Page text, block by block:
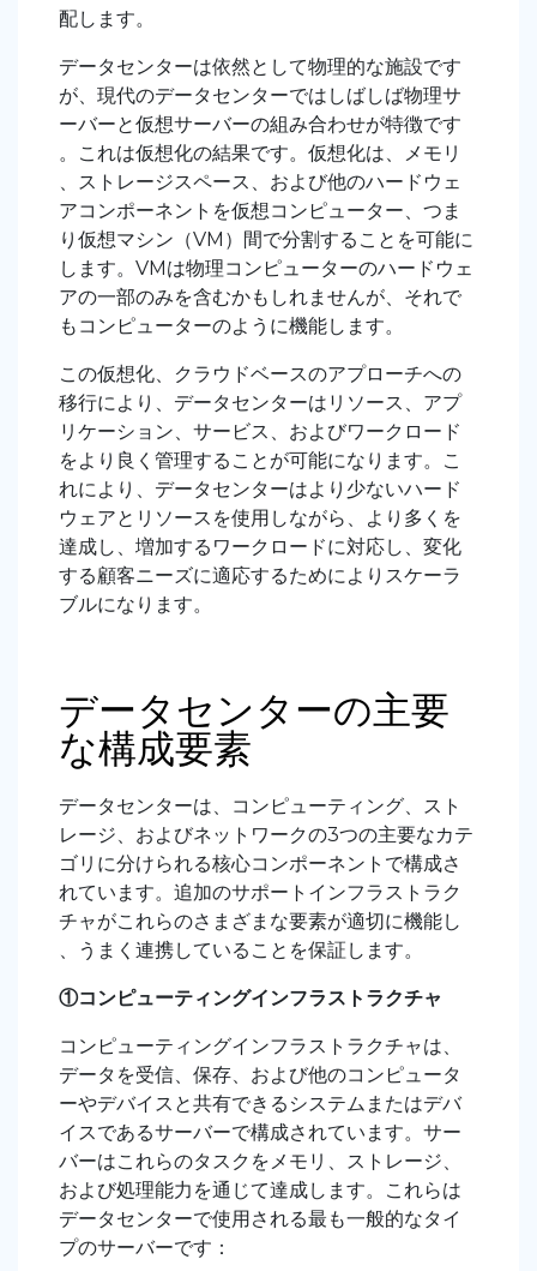
配します。
データセンターは依然として物理的な施設です
が、現代のデータセンターではしばしば物理サ
ーバーと仮想サーバーの組み合わせが特徴です
。これは仮想化の結果です。仮想化は、メモリ
、ストレージスペース、および他のハードウェ
アコンポーネントを仮想コンピューター、つま
り仮想マシン（VM）間で分割することを可能に
します。VMは物理コンピューターのハードウェ
アの一部のみを含むかもしれませんが、それで
もコンピューターのように機能します。
この仮想化、クラウドベースのアプローチへの
移行により、データセンターはリソース、アプ
リケーション、サービス、およびワークロード
をより良く管理することが可能になります。こ
れにより、データセンターはより少ないハード
ウェアとリソースを使用しながら、より多くを
達成し、増加するワークロードに対応し、変化
する顧客ニーズに適応するためによりスケーラ
ブルになります。
データセンターの主要
な構成要素
データセンターは、コンピューティング、スト
レージ、およびネットワークの3つの主要なカテ
ゴリに分けられる核心コンポーネントで構成さ
れています。追加のサポートインフラストラク
チャがこれらのさまざまな要素が適切に機能し
、うまく連携していることを保証します。
①コンピューティングインフラストラクチャ
コンピューティングインフラストラクチャは、
データを受信、保存、および他のコンピュータ
ーやデバイスと共有できるシステムまたはデバ
イスであるサーバーで構成されています。サー
バーはこれらのタスクをメモリ、ストレージ、
および処理能力を通じて達成します。これらは
データセンターで使用される最も一般的なタイ
プのサーバーです：